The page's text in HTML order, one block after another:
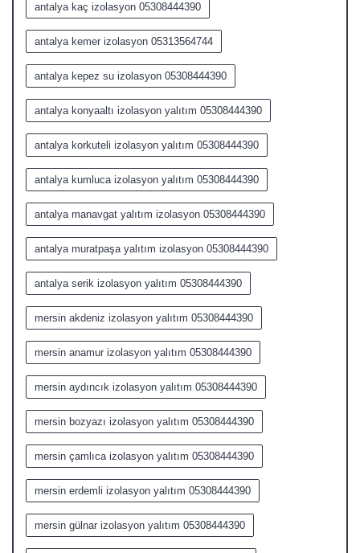
antalya kaç izolasyon 05308444390
antalya kemer izolasyon 05313564744
antalya kepez su izolasyon 05308444390
antalya konyaaltı izolasyon yalıtım 05308444390
antalya korkuteli izolasyon yalıtım 05308444390
antalya kumluca izolasyon yalıtım 05308444390
antalya manavgat yalıtım izolasyon 05308444390
antalya muratpaşa yalıtım izolasyon 05308444390
antalya serik izolasyon yalıtım 05308444390
mersin akdeniz izolasyon yalıtım 05308444390
mersin anamur izolasyon yalıtım 05308444390
mersin aydıncık izolasyon yalıtım 05308444390
mersin bozyazı izolasyon yalıtım 05308444390
mersin çamlıca izolasyon yalıtım 05308444390
mersin erdemli izolasyon yalıtım 05308444390
mersin gülnar izolasyon yalıtım 05308444390